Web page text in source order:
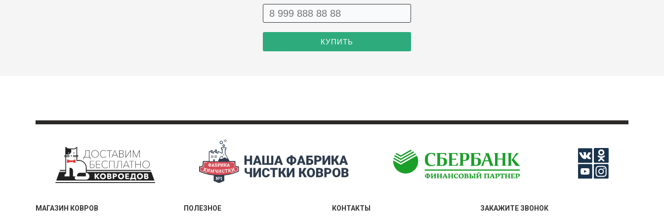
МАГАЗИН КОВРОВ ПОЛЕЗНОЕ КОНТАКТЫ ЗАКАЖИТЕ ЗВОНОК